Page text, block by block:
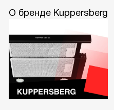
О бренде Kuppersberg